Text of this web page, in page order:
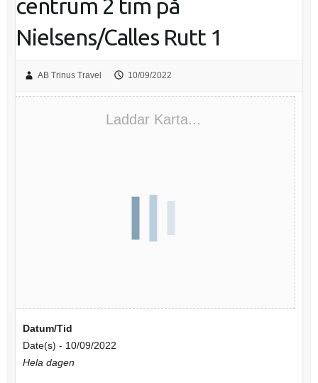
centrum 2 tim på
Nielsens/Calles Rutt 1
AB Trinus Travel 10/09/2022
Laddar Karta...
Datum/Tid
Date(s) - 10/09/2022
Hela dagen